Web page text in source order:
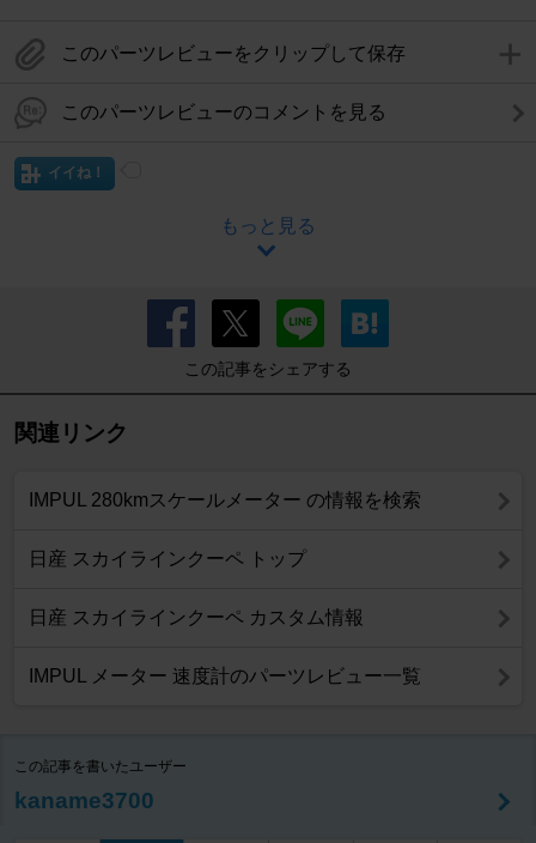
このパーツレビューをクリップして保存
このパーツレビューのコメントを見る
イイね！
もっと見る
この記事をシェアする
関連リンク
IMPUL 280kmスケールメーター の情報を検索
日産 スカイラインクーペ トップ
日産 スカイラインクーペ カスタム情報
IMPUL メーター 速度計のパーツレビュー一覧
この記事を書いたユーザー
kaname3700